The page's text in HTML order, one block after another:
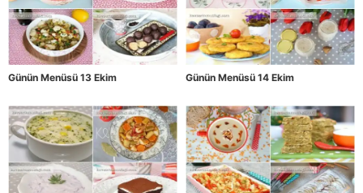
Günün Menüsü 13 Ekim Günün Menüsü 14 Ekim